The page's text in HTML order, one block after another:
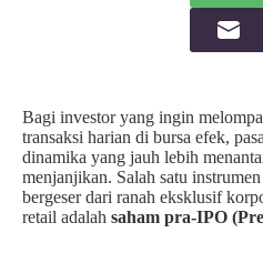
Bagi investor yang ingin
transaksi harian di bursa efek,
dinamika yang jauh lebih
menjanjikan. Salah satu
bergeser dari ranah eksklusif
retail adalah saham pra-IPO